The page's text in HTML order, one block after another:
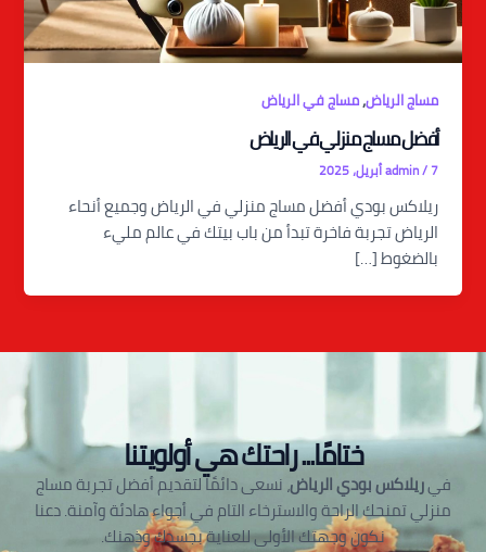
مساج الرياض,مساج في الرياض
أفضل مساج منزلي في الرياض
admin/7 أبريل، 2025
ريلاكس بودي أفضل مساج منزلي في الرياض وجميع أنحاء
الرياض تجربة فاخرة تبدأ من باب بيتك في عالم مليء
بالضغوط […]
ختامًا... راحتك هي أولويتنا
فيريلاكس بودي الرياض، نسعى دائمًا لتقديم أفضل تجربة مساج
منزلي تمنحك الراحة والاسترخاء التام في أجواء هادئة وآمنة. دعنا
نكون وجهتك الأولى للعناية بجسدك وذهنك.